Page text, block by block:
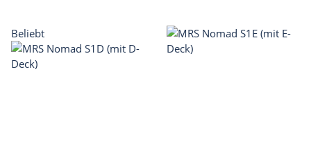
Beliebt